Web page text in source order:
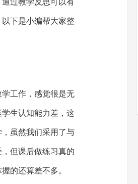
过教学反思可以有
下是小编帮大家整
学工作，感觉很是无
生认知能力差，这
虽然我们采用了与
但课后做练习真的
的还算差不多。